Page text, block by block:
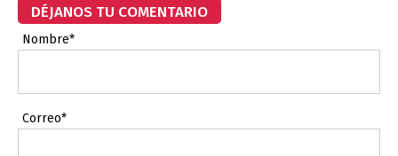
DÉJANOS TU COMENTARIO
Nombre*
Correo*